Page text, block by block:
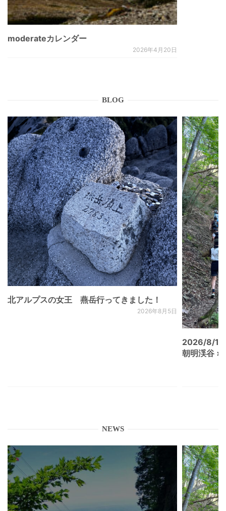
moderateカレンダー
2026年4月20日
BLOG
北アルプスの女王 燕岳行ってきました！
2026年8月5日
2026/8/
朝明渓谷 ×
NEWS